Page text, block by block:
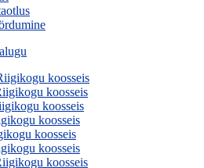
koosseis
koosseis
koosseis
koosseis
koosseis
koosseis
koosseis